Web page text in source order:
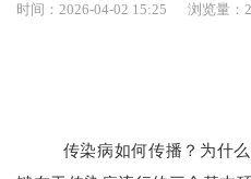
时间：2026-04-02 15:25 浏览量：
传染病如何传播？为什